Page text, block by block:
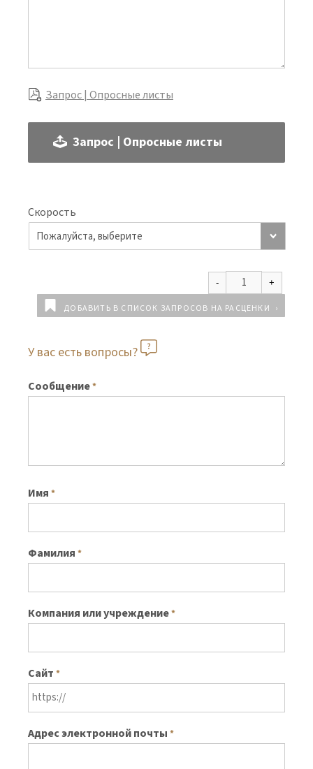
Запрос | Опросные листы
Запрос | Опросные листы
Скорость
ДОБАВИТЬ В СПИСОК ЗАПРОСОВ НА РАСЦЕНКИ
У вас есть вопросы?
Сообщение*
Имя *
Фамилия *
Компания или учреждение*
Сайт *
Адрес электронной почты *